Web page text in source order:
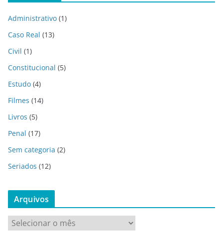
Administrativo (1)
Caso Real (13)
Civil (1)
Constitucional (5)
Estudo (4)
Filmes (14)
Livros (5)
Penal (17)
Sem categoria (2)
Seriados (12)
Arquivos